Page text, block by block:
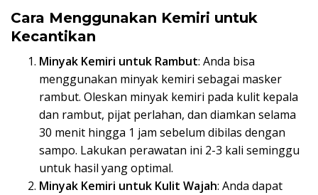
Cara Menggunakan Kemiri untuk
Kecantikan
Minyak Kemiri untuk Rambut: Anda bisa
menggunakan minyak kemiri sebagai masker
rambut. Oleskan minyak kemiri pada kulit kepala
dan rambut, pijat perlahan, dan diamkan selama
30 menit hingga 1 jam sebelum dibilas dengan
sampo. Lakukan perawatan ini 2-3 kali seminggu
untuk hasil yang optimal.
Minyak Kemiri untuk Kulit Wajah: Anda dapat